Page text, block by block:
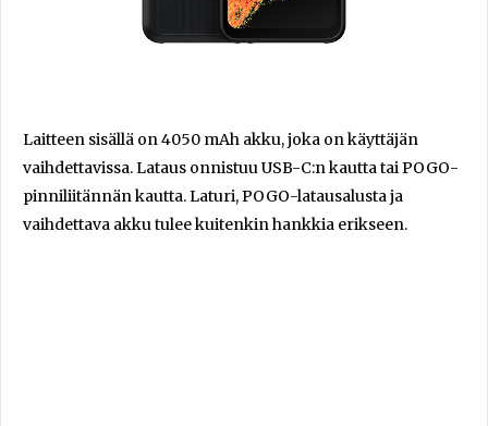
Laitteen sisällä on 4050 mAh akku, joka on käyttäjän
vaihdettavissa. Lataus onnistuu USB-C:n kautta tai POGO-
pinniliitännän kautta. Laturi, POGO-latausalusta ja
vaihdettava akku tulee kuitenkin hankkia erikseen.